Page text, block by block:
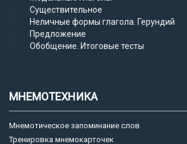
Существительное
Неличные формы глагола. Герундий
Предложение
Обобщение. Итоговые тесты
МНЕМОТЕХНИКА
Мнемотическое запоминание слов
Тренировка мнемокарточек